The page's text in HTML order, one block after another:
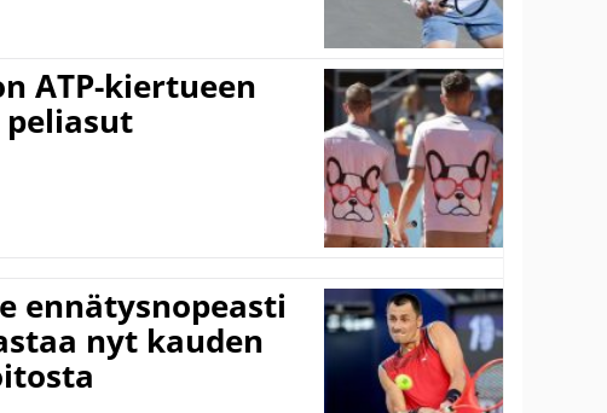
ATP-kiertueen
ennätysnopeasti
nyt kauden